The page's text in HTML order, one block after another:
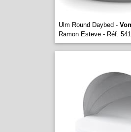
Ulm Round Daybed -
Ramon Esteve - Réf.